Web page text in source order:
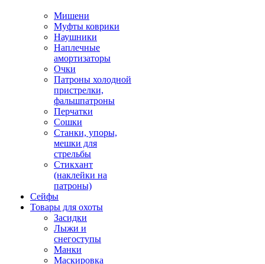
Мишени
Муфты коврики
Наушники
Наплечные
амортизаторы
Очки
Патроны холодной
пристрелки,
фальшпатроны
Перчатки
Сошки
Станки, упоры,
мешки для
стрельбы
Стикхант
(наклейки на
патроны)
Сейфы
Товары для охоты
Засидки
Лыжи и
снегоступы
Манки
Маскировка